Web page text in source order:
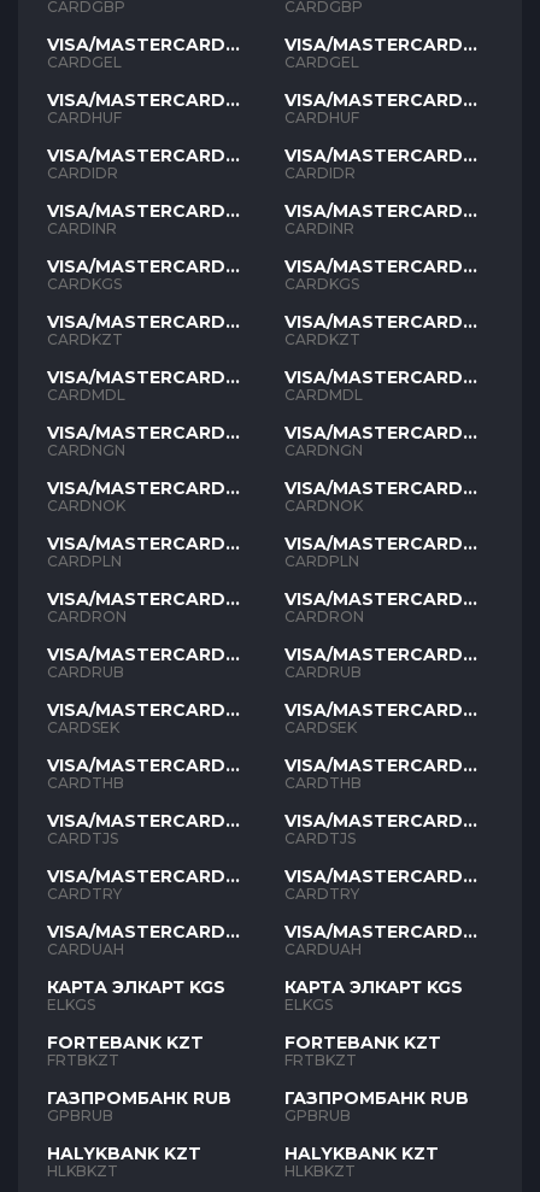
GBP
CARDGBP
VISA/MASTERCARD
GEL
CARDGEL
VISA/MASTERCARD
HUF
CARDHUF
VISA/MASTERCARD
IDR
CARDIDR
VISA/MASTERCARD
INR
CARDINR
VISA/MASTERCARD
KGS
CARDKGS
VISA/MASTERCARD
KZT
CARDKZT
VISA/MASTERCARD
MDL
CARDMDL
VISA/MASTERCARD
NGN
CARDNGN
VISA/MASTERCARD
NOK
CARDNOK
VISA/MASTERCARD
PLN
CARDPLN
VISA/MASTERCARD
RON
CARDRON
VISA/MASTERCARD
RUB
CARDRUB
VISA/MASTERCARD
SEK
CARDSEK
VISA/MASTERCARD
THB
CARDTHB
VISA/MASTERCARD
TJS
CARDTJS
VISA/MASTERCARD
TYR
CARDTRY
VISA/MASTERCARD
UAH
CARDUAH
КАРТА ЭЛКАРТ KGS
ELKGS
FORTEBANK KZT
FRTBKZT
ГАЗПРОМБАНК RUB
GPBRUB
HALYKBANK KZT
HLKBKZT
GBP
CARDGBP
VISA/MASTERCARD
GEL
CARDGEL
VISA/MASTERCARD
HUF
CARDHUF
VISA/MASTERCARD
IDR
CARDIDR
VISA/MASTERCARD
INR
CARDINR
VISA/MASTERCARD
KGS
CARDKGS
VISA/MASTERCARD
KZT
CARDKZT
VISA/MASTERCARD
MDL
CARDMDL
VISA/MASTERCARD
NGN
CARDNGN
VISA/MASTERCARD
NOK
CARDNOK
VISA/MASTERCARD
PLN
CARDPLN
VISA/MASTERCARD
RON
CARDRON
VISA/MASTERCARD
RUB
CARDRUB
VISA/MASTERCARD
SEK
CARDSEK
VISA/MASTERCARD
THB
CARDTHB
VISA/MASTERCARD
TJS
CARDTJS
VISA/MASTERCARD
TYR
CARDTRY
VISA/MASTERCARD
UAH
CARDUAH
КАРТА ЭЛКАРТ KGS
ELKGS
FORTEBANK KZT
FRTBKZT
ГАЗПРОМБАНК RUB
GPBRUB
HALYKBANK KZT
HLKBKZT